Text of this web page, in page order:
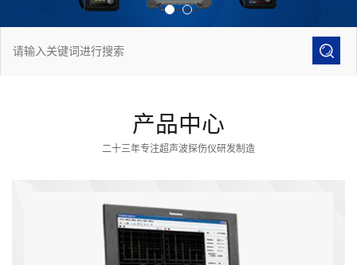
产品中心
二十三年专注超声波探伤仪研发制造